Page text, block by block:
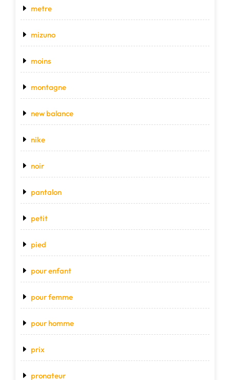
metre
mizuno
moins
montagne
new balance
nike
noir
pantalon
petit
pied
pour enfant
pour femme
pour homme
prix
pronateur